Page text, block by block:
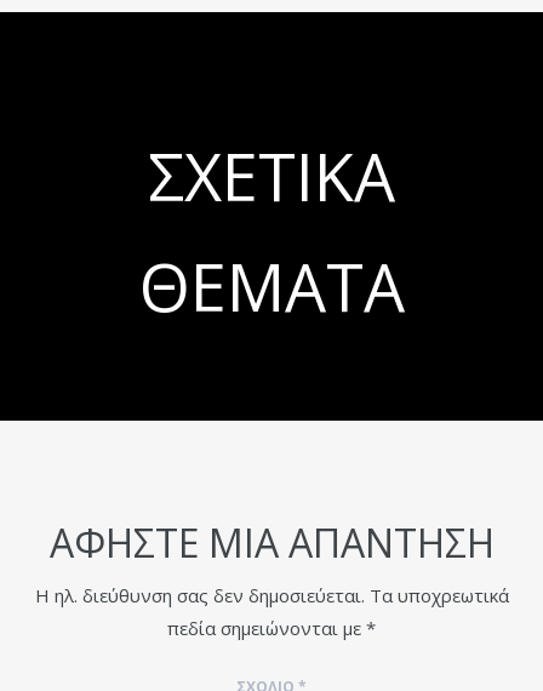
ΣΧΕΤΙΚΆ
ΘΈΜΑΤΑ
ΑΦΉΣΤΕ ΜΙΑ ΑΠΆΝΤΗΣΗ
Η ηλ. διεύθυνση σας δεν δημοσιεύεται. Τα υποχρεωτικά
πεδία σημειώνονται με *
ΣΧΌΛΙΟ *